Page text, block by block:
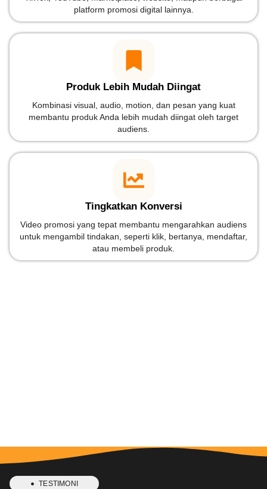
platform promosi digital lainnya.
Produk Lebih Mudah Diingat
Kombinasi visual, audio, motion, dan pesan yang kuat
membantu produk Anda lebih mudah diingat oleh target
audiens.
Tingkatkan Konversi
Video promosi yang tepat membantu mengarahkan audiens
untuk mengambil tindakan, seperti klik, bertanya, mendaftar,
atau membeli produk.
TESTIMONI